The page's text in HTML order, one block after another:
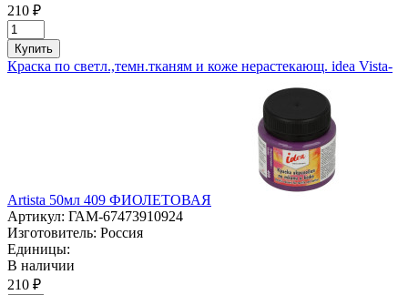
210 ₽
Купить
Краска по светл.,темн.тканям и коже нерастекающ. idea Vista-
Artista 50мл 409 ФИОЛЕТОВАЯ
Артикул: ГАМ-67473910924
Изготовитель: Россия
Единицы:
В наличии
210 ₽